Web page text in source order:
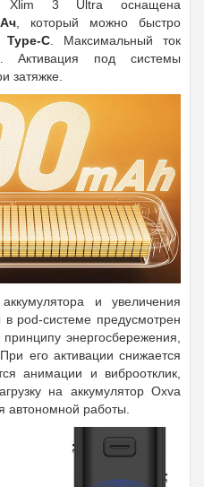
Xlim 3 Ultra оснащена
, который можно быстро
C. Максимальный ток
. Активация под системы
затяжке.
и увеличения
pod-системе предусмотрен
энергосбережения,
его активации снижается
анимации и виброотклик,
на аккумулятор Oxva
автономной работы.